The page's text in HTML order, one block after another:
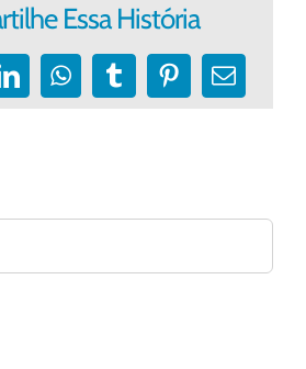
Essa História
LinkedInWhatsApp
TumblrPinterest
E-